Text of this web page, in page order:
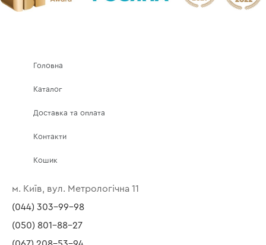
Головна
Каталог
Доставка та оплата
Контакти
Кошик
м. Київ, вул. Метрологічна 11
(044) 303-99-98
(050) 801-88-27